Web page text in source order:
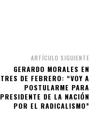
ARTÍCULO SIGUIENTE
GERARDO MORALES EN
TRES DE FEBRERO: “VOY A
POSTULARME PARA
PRESIDENTE DE LA NACIÓN
POR EL RADICALISMO”